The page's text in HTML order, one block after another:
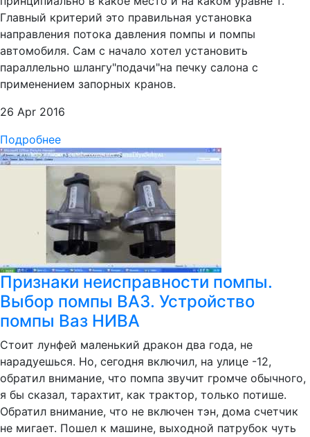
Главный критерий это правильная установка
направления потока давления помпы и помпы
автомобиля. Сам с начало хотел установить
параллельно шлангу"подачи"на печку салона с
применением запорных кранов.
26 Apr 2016
Подробнее
Признаки неисправности помпы.
Выбор помпы ВАЗ. Устройство
помпы Ваз НИВА
Стоит лунфей маленький дракон два года, не
нарадуешься. Но, сегодня включил, на улице -12,
обратил внимание, что помпа звучит громче обычного,
я бы сказал, тарахтит, как трактор, только потише.
Обратил внимание, что не включен тэн, дома счетчик
не мигает. Пошел к машине, выходной патрубок чуть